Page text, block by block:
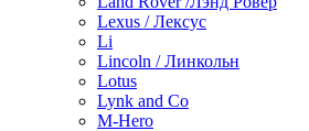
Lexus / Лексус
Li
Lincoln / Линкольн
Lotus
Lynk and Co
M-Hero